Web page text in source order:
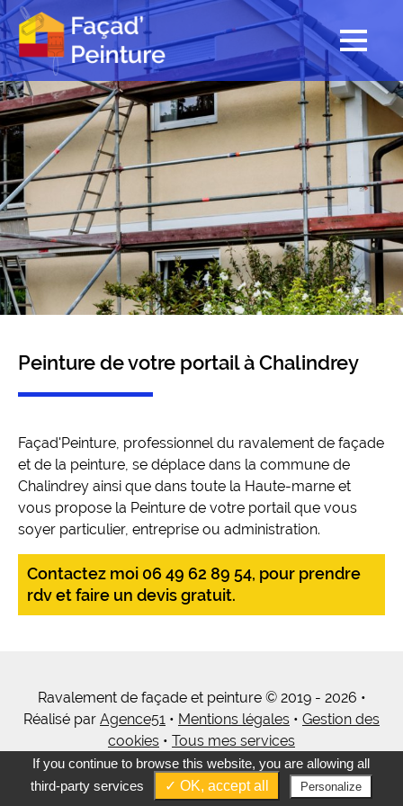
Peinture de votre portail à Chalindrey
Façad'Peinture, professionnel du ravalement de façade
et de la peinture, se déplace dans la commune de
Chalindrey ainsi que dans toute la Haute-marne et
vous propose la Peinture de votre portail que vous
soyer particulier, entreprise ou administration.
Contactez moi 06 49 62 89 54, pour prendre
rdv et faire un devis gratuit.
Ravalement de façade et peinture © 2019 - 2026 •
Réalisé par Agence51 • Mentions légales • Gestion des
cookies • Tous mes services
If you continue to browse this website, you are allowing all
third-party services
✓ OK, accept all Personalize